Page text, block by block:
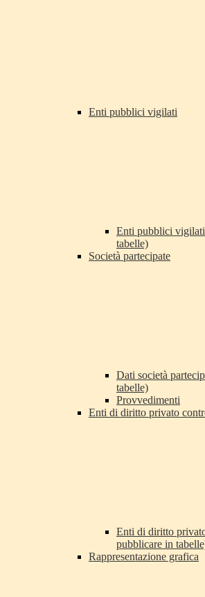
Enti pubblici vigilati
Enti pubblici
tabelle)
Società partecipate
Dati società
tabelle)
Provvedimenti
Enti di diritto privato
Enti di diritto
pubblicare in
Rappresentazione grafica